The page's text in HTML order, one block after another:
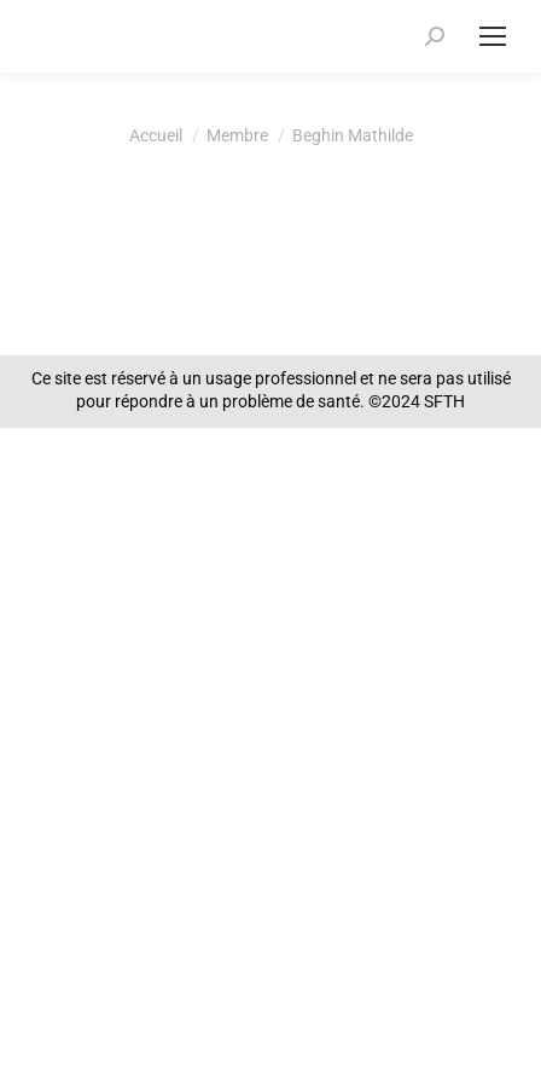
Recherche
Accueil Membre Beghin Mathilde
Ce site est réservé à un usage professionnel et ne sera pas utilisé
pour répondre à un problème de santé. ©2024 SFTH